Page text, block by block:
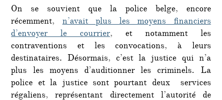
On se souvient que la police belge, encore
récemment,n’avait plus les moyens financiers
d’envoyer le courrier, et notamment les
contraventions et les convocations, à leurs
destinataires. Désormais, c’est la justice qui n’a
plus les moyens d’auditionner les criminels. La
police et la justice sont pourtant deux services
régaliens, représentant directement l’autorité de